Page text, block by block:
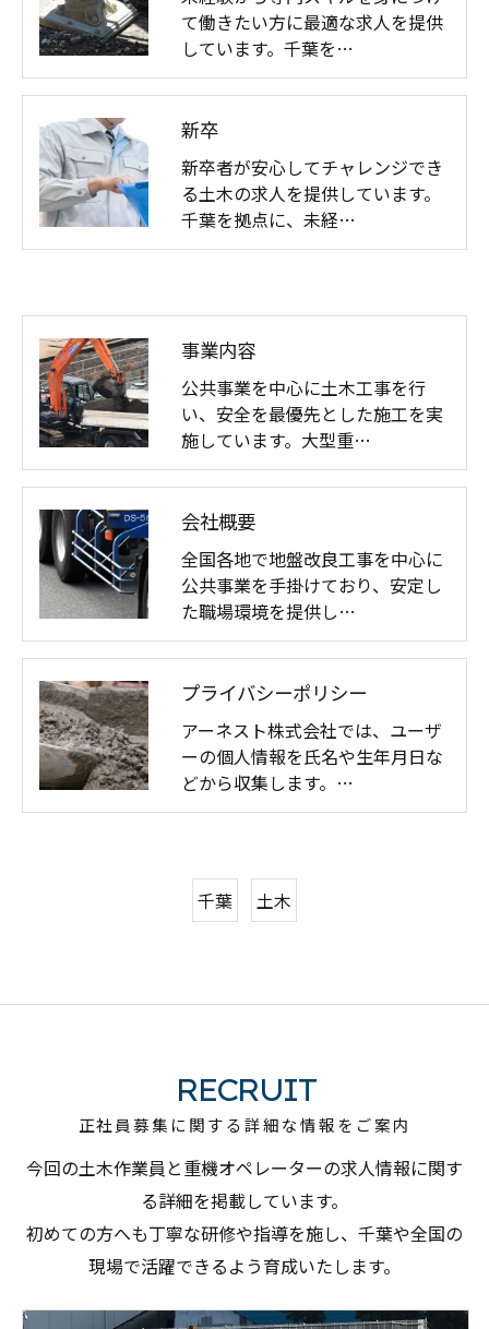
て働きたい方に最適な求人を提供
しています。千葉を…
新卒
新卒者が安心してチャレンジでき
る土木の求人を提供しています。
千葉を拠点に、未経…
事業内容
公共事業を中心に土木工事を行
い、安全を最優先とした施工を実
施しています。大型重…
会社概要
全国各地で地盤改良工事を中心に
公共事業を手掛けており、安定し
た職場環境を提供し…
プライバシーポリシー
アーネスト株式会社では、ユーザ
ーの個人情報を氏名や生年月日な
どから収集します。…
千葉 土木
正社員募集に関する詳細な情報をご案内
RECRUIT
今回の土木作業員と重機オペレーターの求人情報に関す
る詳細を掲載しています。
初めての方へも丁寧な研修や指導を施し、千葉や全国の
現場で活躍できるよう育成いたします。